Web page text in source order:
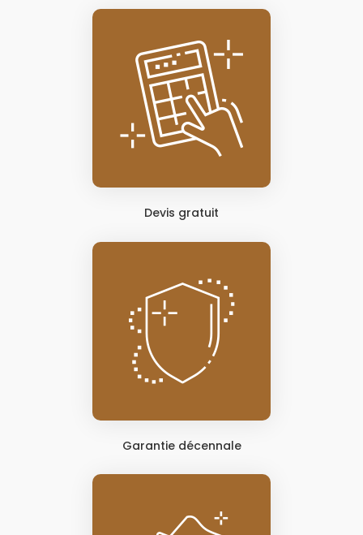
Devis gratuit
Garantie décennale